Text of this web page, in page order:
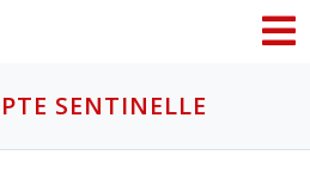
SENTINELLE